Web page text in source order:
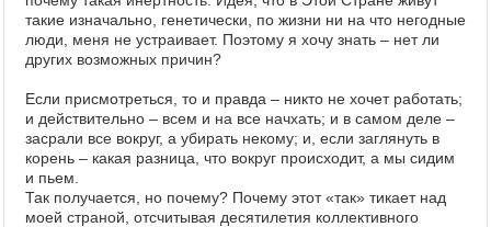
такие изначально, генетически, по жизни ни на что негодные
люди, меня не устраивает. Поэтому я хочу знать – нет ли
других возможных причин?
Если присмотреться, то и правда – никто не хочет работать;
и действительно – всем и на все начхать; и в самом деле –
засрали все вокруг, а убирать некому; и, если заглянуть в
корень – какая разница, что вокруг происходит, а мы сидим
и пьем.
Так получается, но почему? Почему этот «так» тикает над
моей страной, отсчитывая десятилетия коллективного